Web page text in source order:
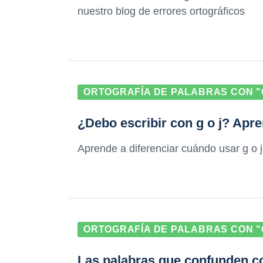
nuestro blog de errores ortográficos
ORTOGRAFÍA DE PALABRAS CON
¿Debo escribir con g o j?
Aprende a diferenciar cuándo usar g o
ORTOGRAFÍA DE PALABRAS CON